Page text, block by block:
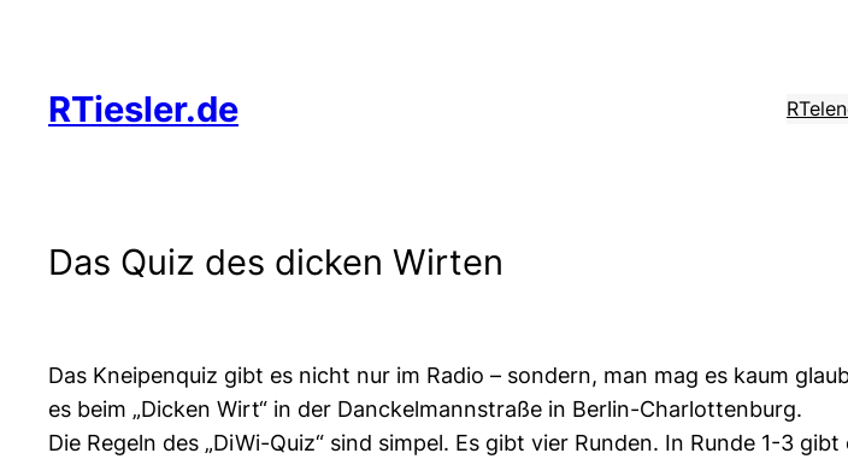
springen
RTiesler.de
Das Quiz des dicken Wirten
Das Kneipenquiz gibt es nicht nur im Radio – sondern, man mag es kaum
es beim „Dicken Wirt“ in der Danckelmannstraße in Berlin-Charlottenburg.
Die Regeln des „DiWi-Quiz“ sind simpel. Es gibt vier Runden. In Runde 1-3